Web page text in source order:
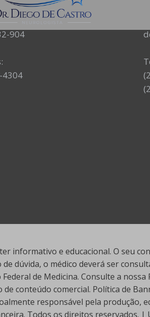
518 - sala 1301
- São Paulo - SP
904
4304
informativo e educacional. O seu
dúvida, o médico deverá ser
de Medicina. Consulte a
conteúdo comercial. Política de
responsável pela produção,
Todos os direitos reservados. |